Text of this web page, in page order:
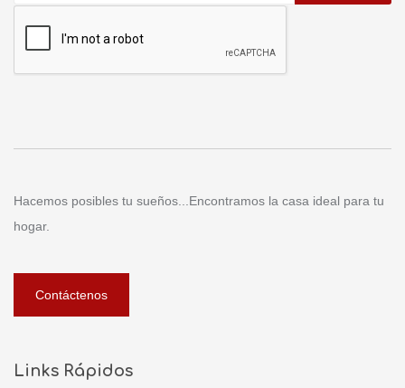
Hacemos posibles tu sueños...Encontramos la casa ideal para tu
hogar.
Contáctenos
Links Rápidos